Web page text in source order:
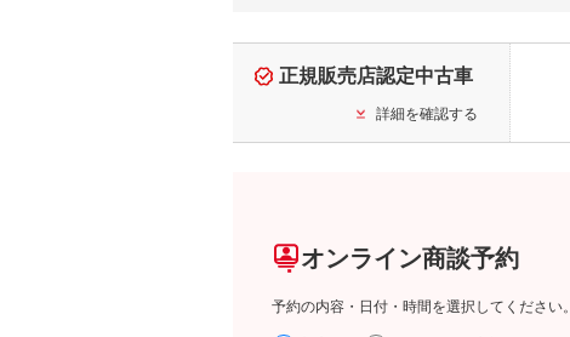
正規販売店認定中古車
詳細を確認する
オンライン商談予約
予約の内容・日付・時間を選択してください。